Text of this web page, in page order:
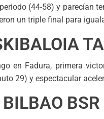
(44-58) y parecían
un triple final para
en Fadura, primera
29) y espectacular